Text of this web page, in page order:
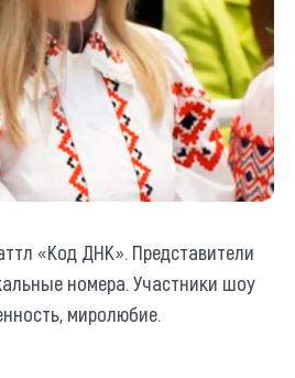
«Код ДНК». Представители
номера. Участники шоу
миролюбие.